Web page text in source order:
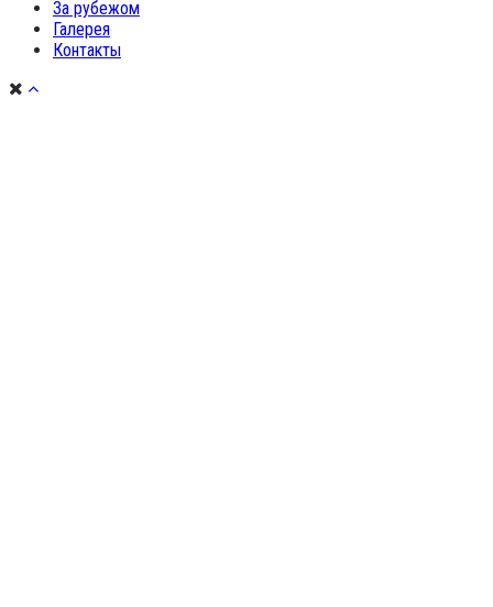
За рубежом
Галерея
Контакты